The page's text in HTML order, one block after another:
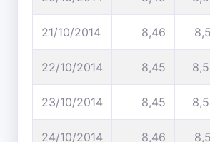
21/10/2014 8,46
22/10/2014 8,45
23/10/2014 8,45
24/10/2014 8,46